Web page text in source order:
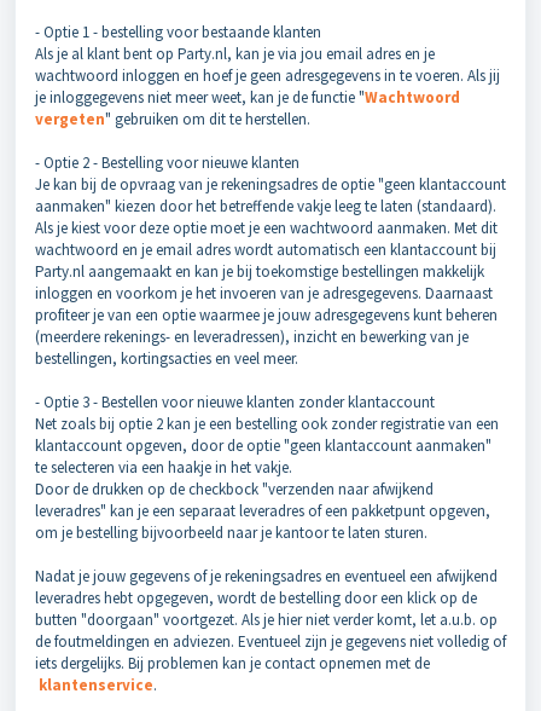
- Optie 1 - bestelling voor bestaande klanten
Als je al klant bent op Party.nl, kan je via jou email adres en je
wachtwoord inloggen en hoef je geen adresgegevens in te voeren. Als jij
je inloggegevens niet meer weet, kan je de functie "Wachtwoord
vergeten" gebruiken om dit te herstellen.
- Optie 2 - Bestelling voor nieuwe klanten
Je kan bij de opvraag van je rekeningsadres de optie "geen klantaccount
aanmaken" kiezen door het betreffende vakje leeg te laten (standaard).
Als je kiest voor deze optie moet je een wachtwoord aanmaken. Met dit
wachtwoord en je email adres wordt automatisch een klantaccount bij
Party.nl aangemaakt en kan je bij toekomstige bestellingen makkelijk
inloggen en voorkom je het invoeren van je adresgegevens. Daarnaast
profiteer je van een optie waarmee je jouw adresgegevens kunt beheren
(meerdere rekenings- en leveradressen), inzicht en bewerking van je
bestellingen, kortingsacties en veel meer.
- Optie 3 - Bestellen voor nieuwe klanten zonder klantaccount
Net zoals bij optie 2 kan je een bestelling ook zonder registratie van een
klantaccount opgeven, door de optie "geen klantaccount aanmaken"
te selecteren via een haakje in het vakje.
Door de drukken op de checkbock "verzenden naar afwijkend
leveradres" kan je een separaat leveradres of een pakketpunt opgeven,
om je bestelling bijvoorbeeld naar je kantoor te laten sturen.
Nadat je jouw gegevens of je rekeningsadres en eventueel een afwijkend
leveradres hebt opgegeven, wordt de bestelling door een klick op de
butten "doorgaan" voortgezet. Als je hier niet verder komt, let a.u.b. op
de foutmeldingen en adviezen. Eventueel zijn je gegevens niet volledig of
iets dergelijks. Bij problemen kan je contact opnemen met de
klantenservice.